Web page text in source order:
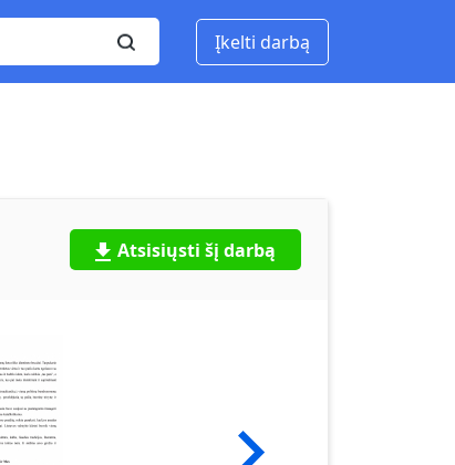
Įkelti darbą
Atsisiųsti šį darbą